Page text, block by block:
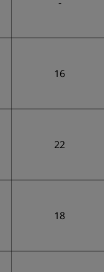
16
22
18